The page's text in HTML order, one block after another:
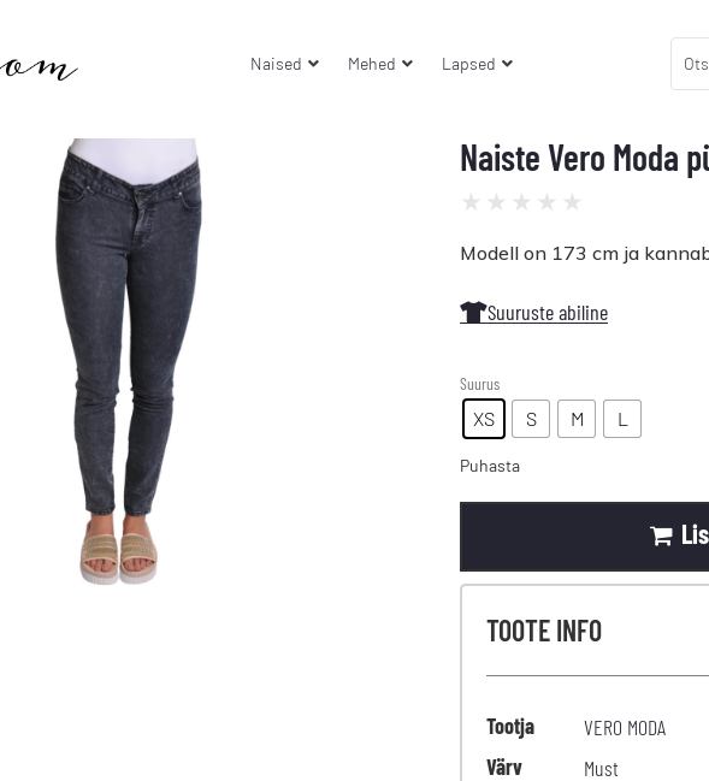
Naised Mehed Lapsed
Naiste Vero Moda
★ ★ ★ ★ ★
Modell on 173 cm ja
Suuruste abiline
Suurus
XS S M L
Puhasta
TOOTE INFO
Tootja
VERO MODA
Värv
Must